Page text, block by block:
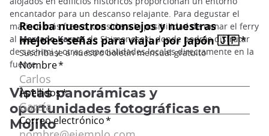
encantador para un descanso relajante. Para degustar el
marisco más fresco, considera la posibilidad de tomar el ferry
al Mercado Karatode Shimonoseki, donde podrás disfrutar
de sashimi y otras especialidades locales directamente en la
fuente.
Vistas panorámicas y
oportunidades fotográficas en
Mojiko